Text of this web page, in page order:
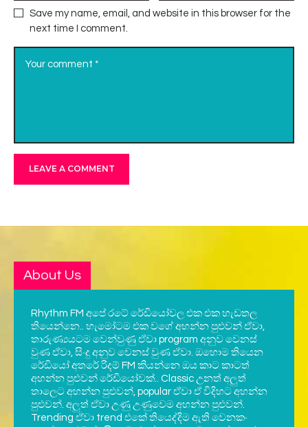
Save my name, email, and website in this browser for the
next time I comment.
About Us
Rhythm FM අපේ රටේ රේඩියෝවල එක එක හැඩතල
තියෙන්නෙ.. හැමෝටම එක වගේ අහන්න පුළුවන් ඒවා,
තාරුණ්‍යයටම වෙන්වුණු ඒවා program අනුව වෙනස්
වුණ ඒවා, සිංදු අනුව වෙනස් වුණ ඒවා. ඔහොම තියෙන
රේඩියෝ අතරේ රිදම් FM කියන්නෙ ඔය කාට කාටත්
අහන්න පුළුවන් රේඩියෝවක්.. Classic උනත් අලුත්
තාලෙට අහන්න පුළුවන්, popular ඒවා ඒ විදිහට අහන්න
පුළුවන්. අලුත් ඒවා උණු උණුවෙම අහන්න පුළුවන්.
Trending ඒවා trend එකේ තියෙද්දිම ඇති වෙනකං